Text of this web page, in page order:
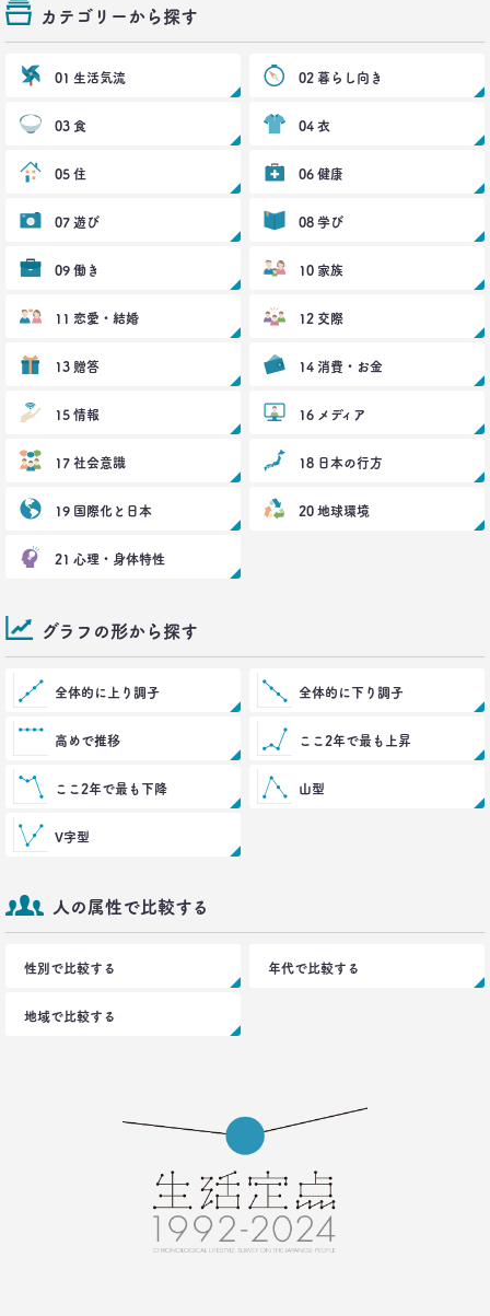
–日経クロストレンド 連載⑳–
40代おじさんの人生は最低の50点台
救いの言葉を住職に求めた
–日経クロストレンド 連載⑲–
生活総研 上席研究員/コピーライター
2021.11.25
幸福度は最下位 50代男性を襲う
「定年前の3つのブルー」
–日経クロストレンド 連載⑱–
佐香 孝
40代おじさんに共感？
奥田民生も自信がなくてビビり!?
–日経クロストレンド 連載⑰–
生活総研 上席研究員/コピーライター
ユニコーンの武器にした
–日経クロストレンド 連載⑯–
生活総研 上席研究員/コピーライター
前沢 裕文
40代おじさん・ロンブー淳 人生満点じゃない理由
は日光東照宮？
生活総研 上席研究員/コピーライター
2021.09.09
とその理由
–日経クロストレンド 連載⑭–
前沢 裕文
夫婦間ギャップに見る危機
–日経クロストレンド 連載⑬–
カテゴリーから探す
01 生活気流 02 暮らし向き
03 食 04 衣
05 住 06 健康
07 遊び 08 学び
09 働き 10 家族
11 恋愛・結婚 12 交際
13 贈答 14 消費・お金
15 情報 16 メディア
17 社会意識 18 日本の行方
19 国際化と日本 20 地球環境
21 心理・身体特性
グラフの形から探す
全体的に上り調子 全体的に下り調子
高めで推移 ここ2年で最も上昇
ここ2年で最も下降 山型
V字型
人の属性で比較する
性別で比較する 年代で比較する
地域で比較する